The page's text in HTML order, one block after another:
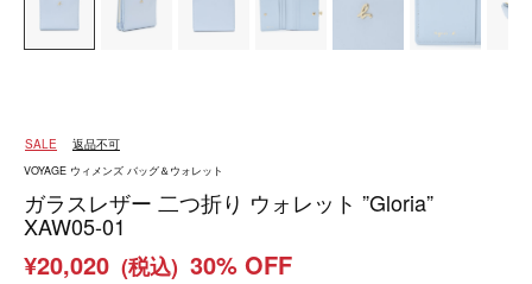
SALE 返品不可
VOYAGE ウィメンズ バッグ＆ウォレット
ガラスレザー 二つ折り ウォレット ”Gloria”
XAW05-01
¥20,020 (税込) 30% OFF